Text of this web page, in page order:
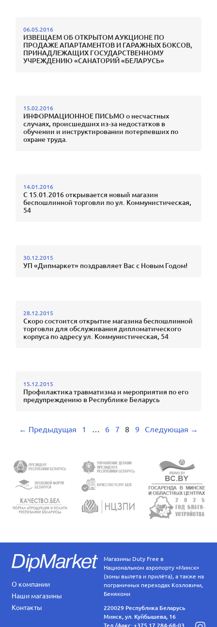
06.05.2016
ИЗВЕЩАЕМ ОБ ОТКРЫТОМ АУКЦИОНЕ ПО
ПРОДАЖЕ АПАРТАМЕНТОВ И ГАРАЖНЫХ БОКСОВ,
ПРИНАДЛЕЖАЩИХ ГОСУДАРСТВЕННОМУ
УЧРЕЖДЕНИЮ «САНАТОРИЙ «БЕЛАРУСЬ»
15.02.2016
ИНФОРМАЦИОННОЕ ПИСЬМО о несчастных
случаях, происшедших из-за недостатков в
обучении и инструктировании потерпевших по
охране труда.
14.01.2016
С 15.01.2016 открывается новый магазин
беспошлинной торговли по ул. Коммунистическая,
54
30.12.2015
УП «Дипмаркет» поздравляет Вас с Новым Годом!
28.12.2015
Скоро состоится открытие магазина беспошлинной
торговли для обслуживания дипломатического
корпуса по адресу ул. Коммунистическая, 54
15.12.2015
Профилактика травматизма и мероприятия по его
предупреждению в Республике Беларусь
← Предыдущая 1 6 7 8 9 Следующая →
Магазины Duty Free в
Национальном аэропорту «Минск»
(зоны вылета и прилёта), а также на
пограничных переходах Козловичи,
Бенякони
О компании
Наши магазины
Контакты
220029 Республика Беларусь
Минск, ул. Куйбышева, 16